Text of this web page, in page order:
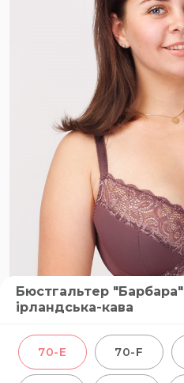
Бюстгальтер "Барбара"
ірландська-кава
70-E 70-F